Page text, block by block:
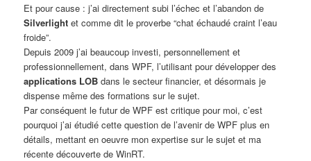
Et pour cause : j’ai directement subi l’échec et l’abandon de
Silverlight et comme dit le proverbe “chat échaudé craint l’eau
froide”.
Depuis 2009 j’ai beaucoup investi, personnellement et
professionnellement, dans WPF, l’utilisant pour développer des
applications LOB dans le secteur financier, et désormais je
dispense même des formations sur le sujet.
Par conséquent le futur de WPF est critique pour moi, c’est
pourquoi j’ai étudié cette question de l’avenir de WPF plus en
détails, mettant en oeuvre mon expertise sur le sujet et ma
récente découverte de WinRT.